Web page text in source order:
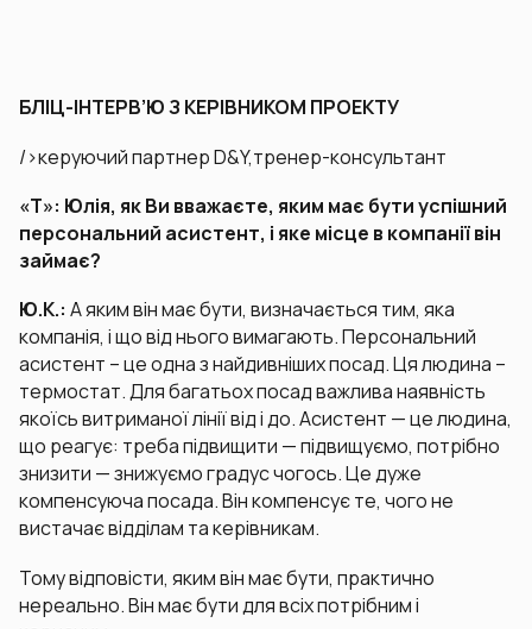
БЛІЦ-ІНТЕРВ’Ю З КЕРІВНИКОМ ПРОЕКТУ
/>керуючий партнер D&Y,тренер-консультант
«Т»: Юлія, як Ви вважаєте, яким має бути успішний
персональний асистент, і яке місце в компанії він
займає?
Ю.К.: А яким він має бути, визначається тим, яка
компанія, і що від нього вимагають. Персональний
асистент – це одна з найдивніших посад. Ця людина –
термостат. Для багатьох посад важлива наявність
якоїсь витриманої лінії від і до. Асистент — це людина,
що реагує: треба підвищити — підвищуємо, потрібно
знизити — знижуємо градус чогось. Це дуже
компенсуюча посада. Він компенсує те, чого не
вистачає відділам та керівникам.
Тому відповісти, яким він має бути, практично
нереально. Він має бути для всіх потрібним і